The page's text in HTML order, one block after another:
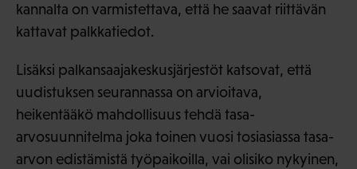
kannalta on varmistettava, että he saavat riittävän
kattavat palkkatiedot.
Lisäksi palkansaajakeskusjärjestöt katsovat, että
uudistuksen seurannassa on arvioitava,
heikentääkö mahdollisuus tehdä tasa-
arvosuunnitelma joka toinen vuosi tosiasiassa tasa-
arvon edistämistä työpaikoilla, vai olisiko nykyinen,